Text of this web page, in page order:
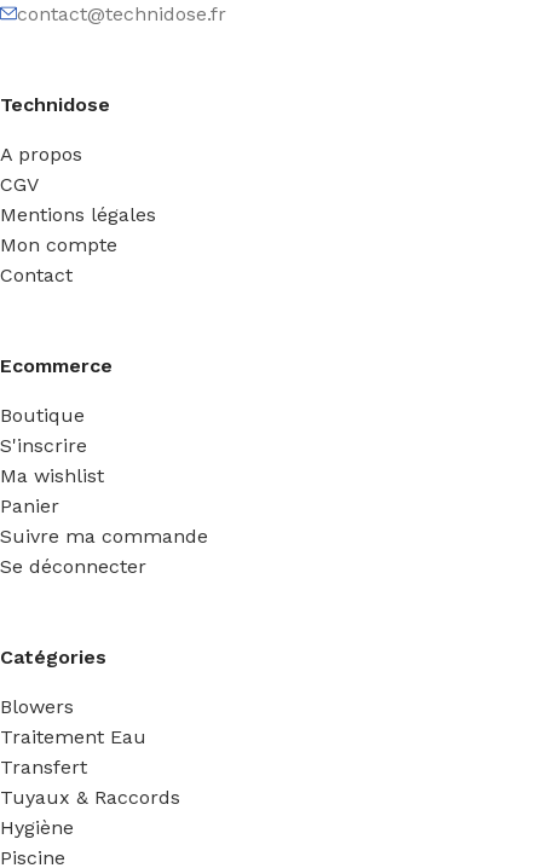
contact@technidose.fr
Technidose
A propos
CGV
Mentions légales
Mon compte
Contact
Ecommerce
Boutique
S'inscrire
Ma wishlist
Panier
Suivre ma commande
Se déconnecter
Catégories
Blowers
Traitement Eau
Transfert
Tuyaux & Raccords
Hygiène
Piscine